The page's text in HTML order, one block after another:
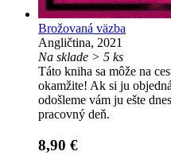
Brožovaná väzba
Angličtina, 2021
Na sklade > 5 ks
Táto kniha sa môže na
okamžite! Ak si ju
odošleme vám ju ešte
pracovný deň.
8,90 €